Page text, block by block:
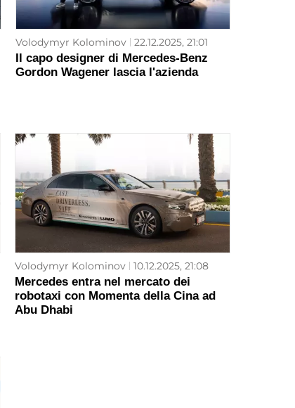
Volodymyr Kolominov 22.12.2025, 21:01
Il capo designer di Mercedes-Benz
Gordon Wagener lascia l'azienda
Volodymyr Kolominov 10.12.2025, 21:08
Mercedes entra nel mercato dei
robotaxi con Momenta della Cina ad
Abu Dhabi